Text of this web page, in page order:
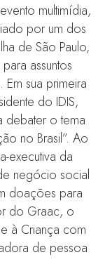
multimídia,
por um dos
de São Paulo,
assuntos
sua primeira
do IDIS,
debater o tema
no Brasil”. Ao
executiva da
negócio social
doações para
do Graac, o
à Criança com
de pessoa